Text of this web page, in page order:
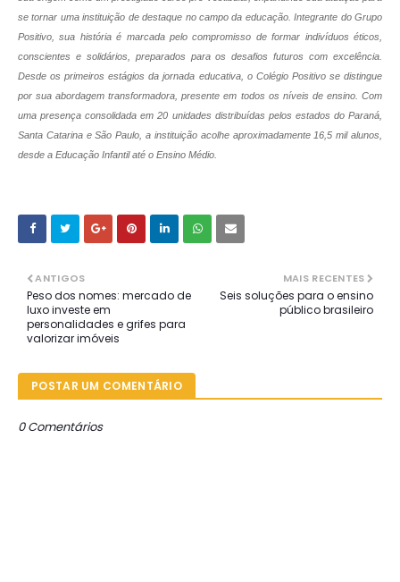
se tornar uma instituição de destaque no campo da educação. Integrante do Grupo
Positivo, sua história é marcada pelo compromisso de formar indivíduos éticos,
conscientes e solidários, preparados para os desafios futuros com excelência.
Desde os primeiros estágios da jornada educativa, o Colégio Positivo se distingue
por sua abordagem transformadora, presente em todos os níveis de ensino. Com
uma presença consolidada em 20 unidades distribuídas pelos estados do Paraná,
Santa Catarina e São Paulo, a instituição acolhe aproximadamente 16,5 mil alunos,
desde a Educação Infantil até o Ensino Médio.
MAIS RECENTES
Seis soluções para o ensino
público brasileiro
ANTIGOS
Peso dos nomes: mercado de
luxo investe em
personalidades e grifes para
valorizar imóveis
POSTAR UM COMENTÁRIO
0 Comentários